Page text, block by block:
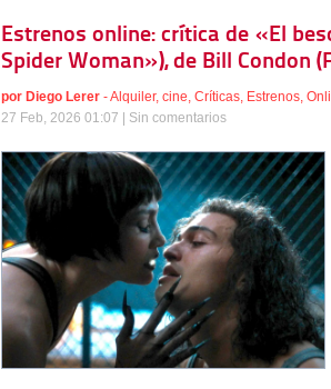
Estrenos online: crítica de «El
Spider Woman»), de Bill Condon
por Diego Lerer -Alquiler, cine, Críticas, Estrenos,
27 Feb, 2026 01:07 | Sin comentarios